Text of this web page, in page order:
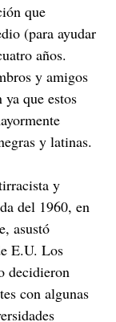
que
(para ayudar
años.
y amigos
que estos
y latinas.
y
del 1960, en
asustó
E.U. Los
decidieron
con algunas